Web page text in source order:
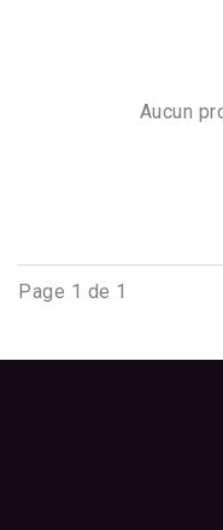
Aucun
Page 1 de 1